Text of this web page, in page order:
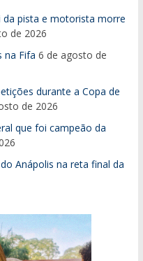
da pista e motorista morre
de 2026
na Fifa 6 de agosto de
durante a Copa de
de 2026
que foi campeão da
Anápolis na reta final da